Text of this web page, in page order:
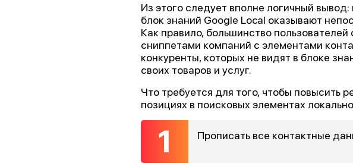
Из этого следует вполне логичный
блок знаний Google Local оказывают
Как правило, большинство
сниппетами компаний с элементами
конкуренты, которых не видят в блоке
своих товаров и услуг.
Что требуется для того, чтобы повысить
позициях в поисковых элементах
Прописать все контактные